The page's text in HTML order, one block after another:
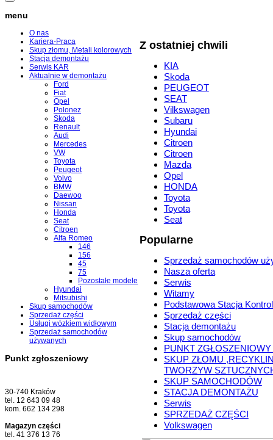
menu
O nas
Kariera-Praca
Skup złomu, Metali kolorowych
Stacja demontażu
Serwis KAR
Aktualnie w demontażu
Ford
Fiat
Opel
Polonez
Skoda
Renault
Audi
Mercedes
VW
Toyota
Peugeot
Volvo
BMW
Daewoo
Nissan
Honda
Seat
Citroen
Alfa Romeo
146
156
45
75
Pozostałe modele
Hyundai
Mitsubishi
Skup samochodów
Sprzedaż części
Usługi wózkiem widłowym
Sprzedaż samochodów
używanych
Punkt zgłoszeniowy
30-740 Kraków
tel. 12 643 09 48
kom. 662 134 298
Magazyn części
tel. 41 376 13 76
Z ostatniej chwili
KIA
Skoda
PEUGEOT
SEAT
Vilkswagen
Subaru
Hyundai
Citroen
Citroen
Mazda
Opel
HONDA
Toyota
Toyota
Seat
Popularne
Sprzedaż samochodów
Nasza oferta
Serwis
Witamy
Podstawowa Stacja
Sprzedaż części
Stacja demontażu
Skup samochodów
PUNKT
SKUP ZŁOMU
TWORZYW
SKUP SAMOCHODÓW
STACJA DEMONTAŻU
Serwis
SPRZEDAŻ CZĘŚCI
Volkswagen